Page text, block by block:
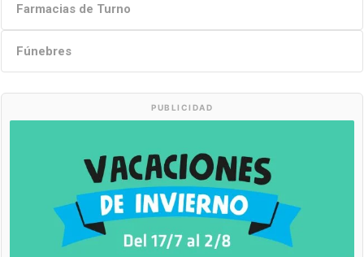
Farmacias de Turno
Fúnebres
PUBLICIDAD